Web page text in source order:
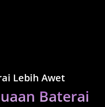
Lebih Awet
Baterai